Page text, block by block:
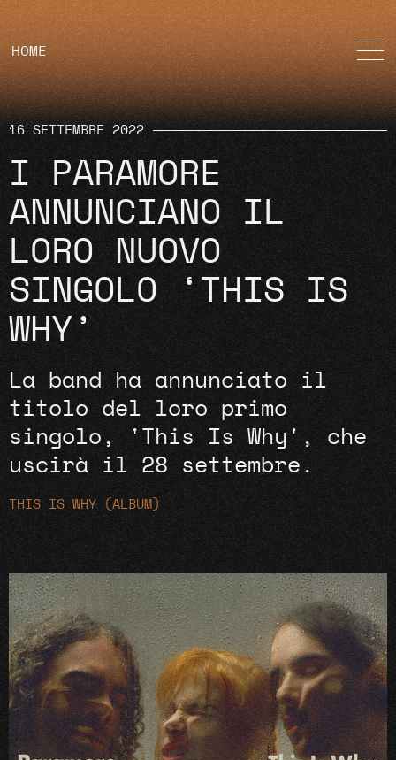
HOME
16 SETTEMBRE 2022
I PARAMORE
ANNUNCIANO IL
LORO NUOVO
SINGOLO ‘THIS IS
WHY’
La band ha annunciato il
titolo del loro primo
singolo, 'This Is Why', che
uscirà il 28 settembre.
THIS IS WHY (ALBUM)